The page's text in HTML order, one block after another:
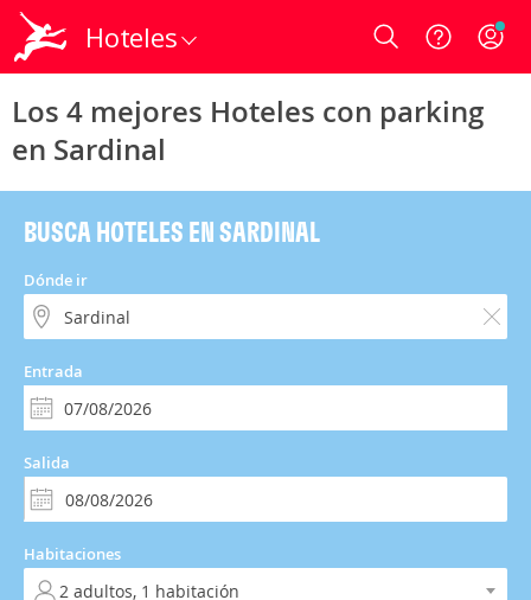
Hoteles Login
Los 4 mejores Hoteles con parking
en Sardinal
BUSCA HOTELES EN SARDINAL
Dónde ir
Entrada
Salida
Habitaciones